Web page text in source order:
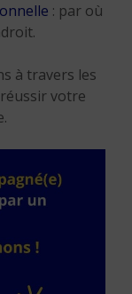
: par où
à travers les
votre